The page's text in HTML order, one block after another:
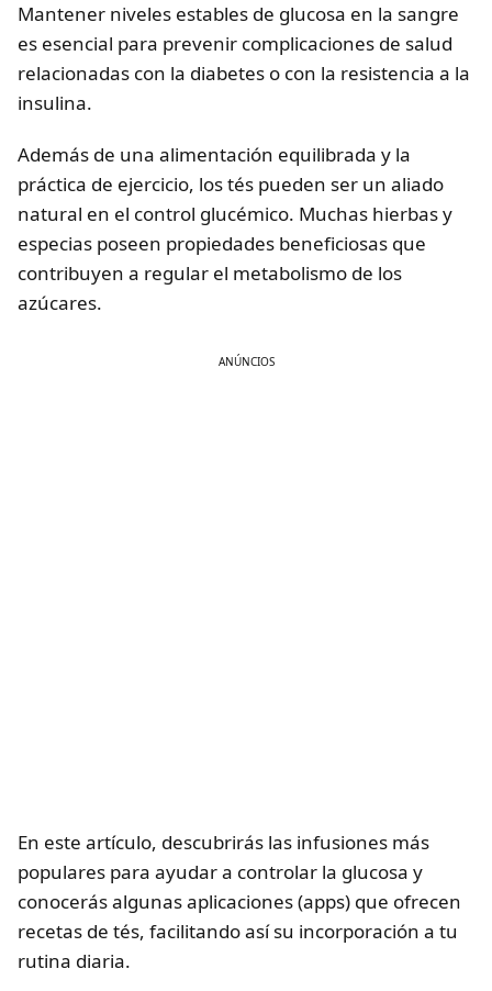
Mantener niveles estables de glucosa en la sangre
es esencial para prevenir complicaciones de salud
relacionadas con la diabetes o con la resistencia a la
insulina.
Además de una alimentación equilibrada y la
práctica de ejercicio, los tés pueden ser un aliado
natural en el control glucémico. Muchas hierbas y
especias poseen propiedades beneficiosas que
contribuyen a regular el metabolismo de los
azúcares.
ANÚNCIOS
En este artículo, descubrirás las infusiones más
populares para ayudar a controlar la glucosa y
conocerás algunas aplicaciones (apps) que ofrecen
recetas de tés, facilitando así su incorporación a tu
rutina diaria.